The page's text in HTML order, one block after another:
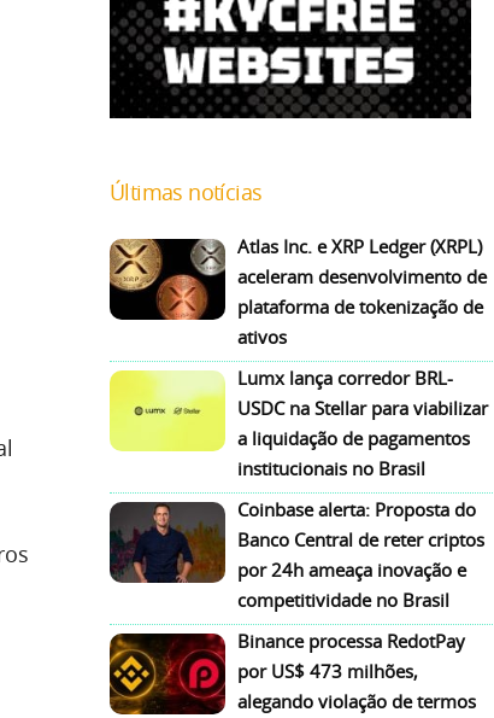
Últimas notícias
Atlas Inc. e XRP Ledger (XRPL)
aceleram desenvolvimento de
plataforma de tokenização de
ativos
Lumx lança corredor BRL-
USDC na Stellar para viabilizar
a liquidação de pagamentos
institucionais no Brasil
Coinbase alerta: Proposta do
Banco Central de reter criptos
por 24h ameaça inovação e
competitividade no Brasil
Binance processa RedotPay
por US$ 473 milhões,
alegando violação de termos